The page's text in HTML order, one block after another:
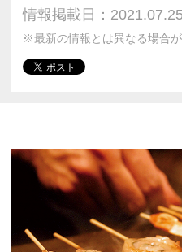
情報掲載日：2021.07.25
※最新の情報とは異なる場合